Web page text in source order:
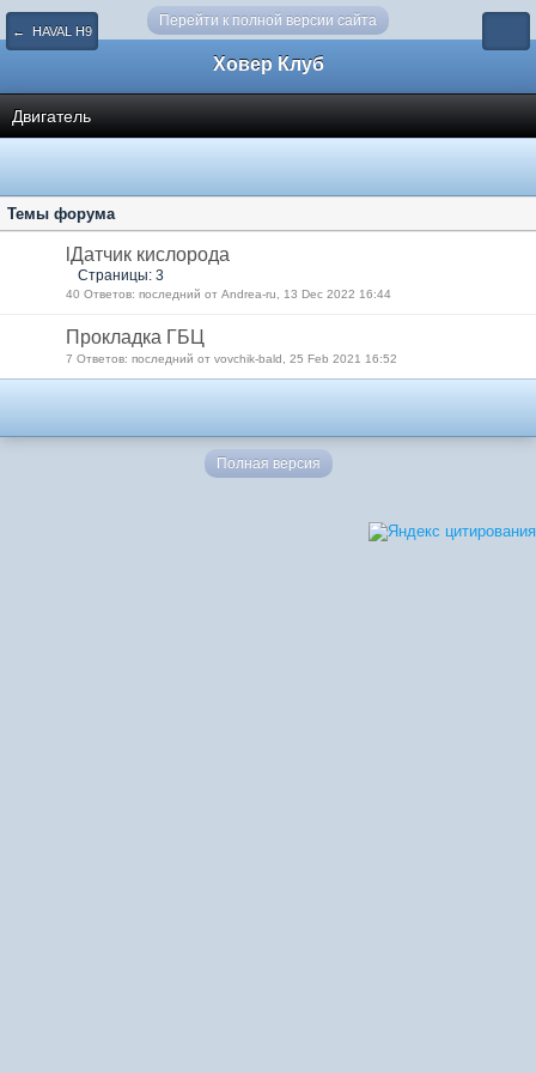
Перейти к полной версии сайта
← HAVAL H9
Ховер Клуб
Двигатель
Темы форума
lДатчик кислорода
Страницы: 3
40 Ответов: последний от Andrea-ru, 13 Dec 2022 16:44
Прокладка ГБЦ
7 Ответов: последний от vovchik-bald, 25 Feb 2021 16:52
Полная версия